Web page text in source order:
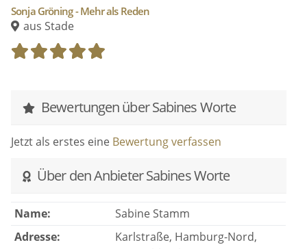
Sonja Gröning - Mehr als Reden
aus Stade
Bewertungen über Sabines Worte
Jetzt als erstes eine Bewertung verfassen
Über den Anbieter Sabines Worte
Name:
Sabine Stamm
Adresse:
Karlstraße, Hamburg-Nord,